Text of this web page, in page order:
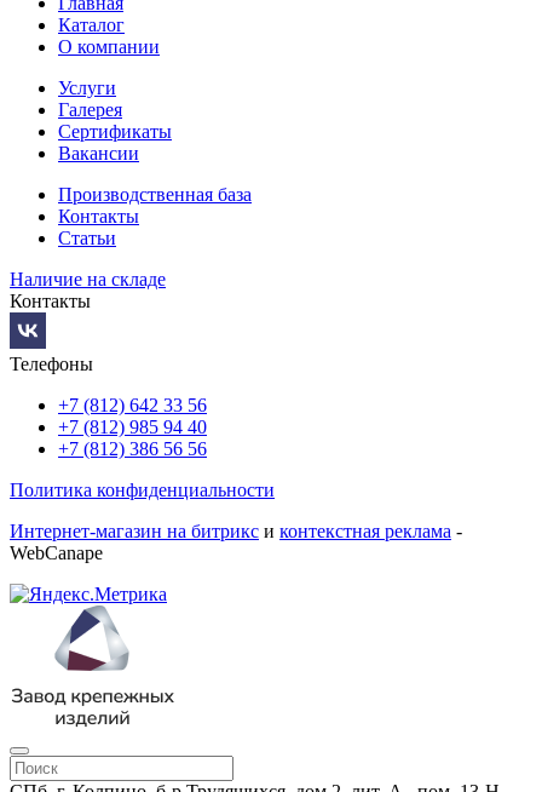
Каталог
О компании
Услуги
Галерея
Сертификаты
Вакансии
Производственная база
Контакты
Статьи
Наличие на складе
Контакты
Телефоны
+7 (812) 642 33 56
+7 (812) 985 94 40
+7 (812) 386 56 56
Политика конфиденциальности
Интернет-магазин на битрикс и контекстная реклама -
WebCanape